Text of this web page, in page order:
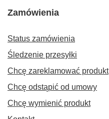
Zamówienia
Status zamówienia
Śledzenie przesyłki
Chcę zareklamować produkt
Chcę odstąpić od umowy
Chcę wymienić produkt